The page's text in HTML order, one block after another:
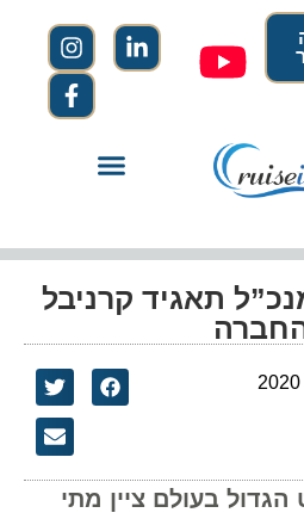
תאגיד קרניבל
בעולם ציין מתי